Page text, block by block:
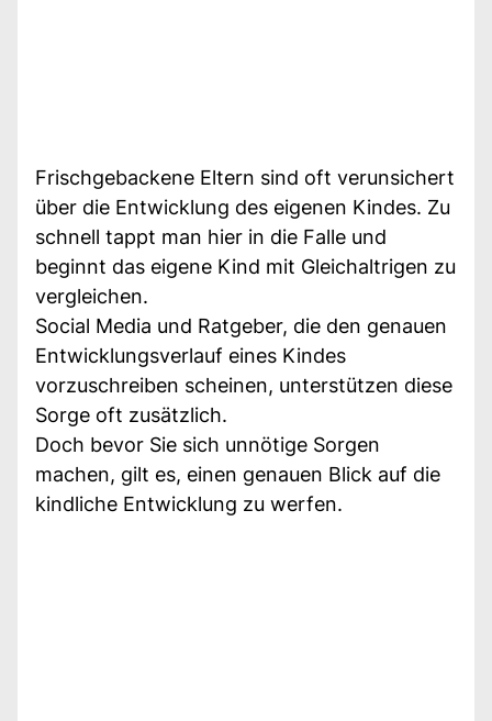
Frischgebackene Eltern sind oft verunsichert
über die Entwicklung des eigenen Kindes. Zu
schnell tappt man hier in die Falle und
beginnt das eigene Kind mit Gleichaltrigen zu
vergleichen.
Social Media und Ratgeber, die den genauen
Entwicklungsverlauf eines Kindes
vorzuschreiben scheinen, unterstützen diese
Sorge oft zusätzlich.
Doch bevor Sie sich unnötige Sorgen
machen, gilt es, einen genauen Blick auf die
kindliche Entwicklung zu werfen.